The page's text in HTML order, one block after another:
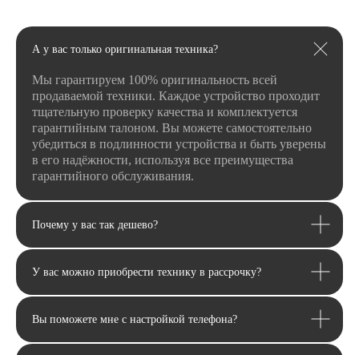
А у вас только оригинальная техника?
Мы гарантируем 100% оригинальность всей
продаваемой техники. Каждое устройство проходит
тщательную проверку качества и комплектуется
гарантийным талоном. Вы можете самостоятельно
убедиться в подлинности устройства и быть уверены
в его надёжности, используя все преимущества
гарантийного обслуживания.
Почему у вас так дешево?
У вас можно приобрести технику в рассрочку?
Вы поможете мне с настройкой телефона?
+7
Я даюсогласиенаобработку своих
политикойконфиденциальности
Я даю согласие на получениерекламной
Оставьте заявку и мы свяжемся